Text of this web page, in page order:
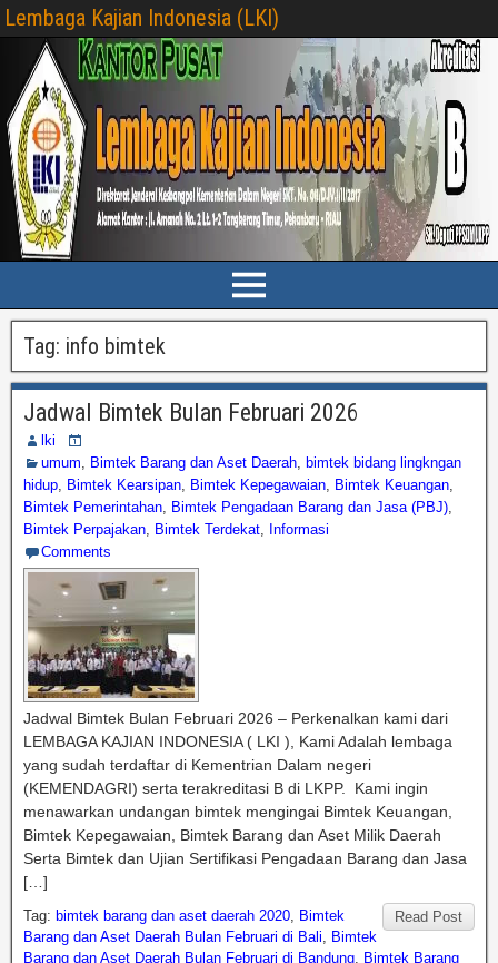
Lembaga Kajian Indonesia (LKI)
Tag: info bimtek
Jadwal Bimtek Bulan Februari 2026
lki
umum, Bimtek Barang dan Aset Daerah, bimtek bidang lingkngan
hidup, Bimtek Kearsipan, Bimtek Kepegawaian, Bimtek Keuangan,
Bimtek Pemerintahan, Bimtek Pengadaan Barang dan Jasa (PBJ),
Bimtek Perpajakan, Bimtek Terdekat, Informasi
Comments
Jadwal Bimtek Bulan Februari 2026 – Perkenalkan kami dari
LEMBAGA KAJIAN INDONESIA ( LKI ), Kami Adalah lembaga
yang sudah terdaftar di Kementrian Dalam negeri
(KEMENDAGRI) serta terakreditasi B di LKPP. Kami ingin
menawarkan undangan bimtek mengingai Bimtek Keuangan,
Bimtek Kepegawaian, Bimtek Barang dan Aset Milik Daerah
Serta Bimtek dan Ujian Sertifikasi Pengadaan Barang dan Jasa
[…]
Read Post
Tag: bimtek barang dan aset daerah 2020, Bimtek
Barang dan Aset Daerah Bulan Februari di Bali, Bimtek
Barang dan Aset Daerah Bulan Februari di Bandung, Bimtek Barang